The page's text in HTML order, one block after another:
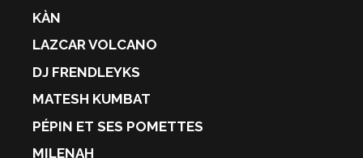
KÀN
LAZCAR VOLCANO
DJ FRENDLEYKS
MATESH KUMBAT
PÉPIN ET SES POMETTES
MILENAH